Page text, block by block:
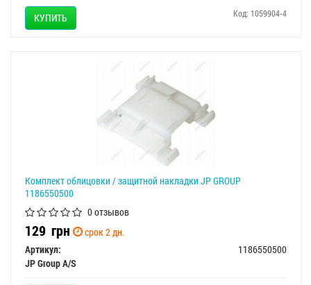
КУПИТЬ Код: 1059904-4
Комплект облицовки / защитной накладки JP GROUP
1186550500
0 отзывов
129 грн
срок 2 дн.
Артикул:
1186550500
JP Group A/S